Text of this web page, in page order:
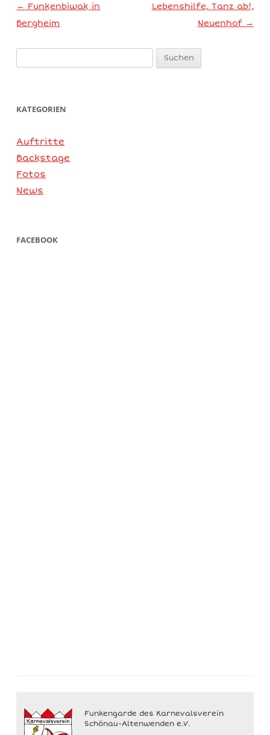
Artikel-Navigation
← Funkenbiwak in
Bergheim
Lebenshilfe, Tanz ab!,
Neuenhof →
KATEGORIEN
Auftritte
Backstage
Fotos
News
FACEBOOK
Funkengarde des Karnevalsverein
Schönau-Altenwenden e.V.